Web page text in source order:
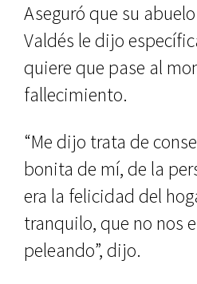
Aseguró que su
Valdés le dijo
quiere que pase al
fallecimiento.
“Me dijo trata de
bonita de mí, de la
era la felicidad del
tranquilo, que no nos
peleando”, dijo.